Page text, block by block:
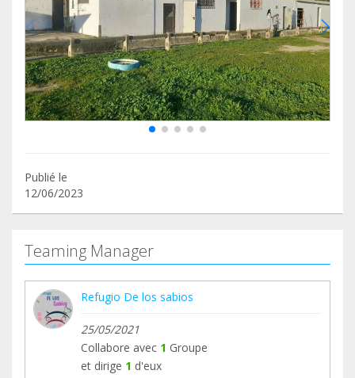
Publié le
12/06/2023
Teaming Manager
Refugio De los sabios
25/05/2021
Collabore avec 1 Groupe
et dirige 1 d'eux